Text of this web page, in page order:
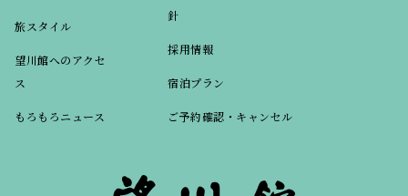
旅スタイル
望川館へのアクセ
ス
もろもろニュース
針
採用情報
宿泊プラン
ご予約確認・キャンセル